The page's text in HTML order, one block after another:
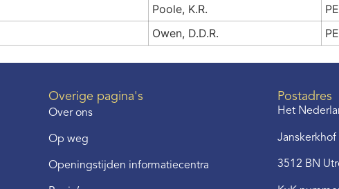
Poole, K.R.
Owen, D.D.R.
Overige pagina's
Over ons
Op weg
Openingstijden informatiecentra
Postadres
Het
Janskerkhof
3512 BN